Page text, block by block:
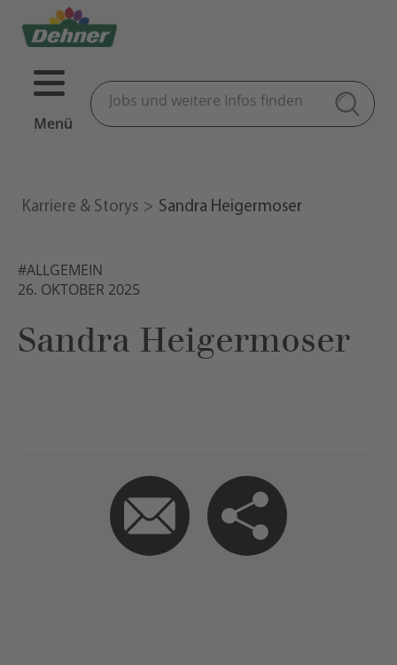
Menü
Karriere & Storys Sandra Heigermoser
#ALLGEMEIN
26. OKTOBER 2025
Sandra Heigermoser